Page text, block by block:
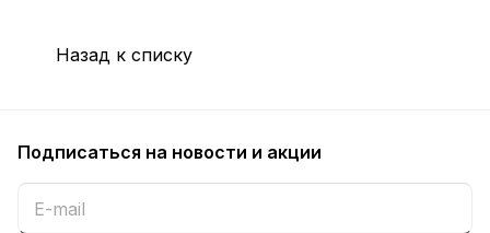
Назад к списку
Подписаться на новости и акции